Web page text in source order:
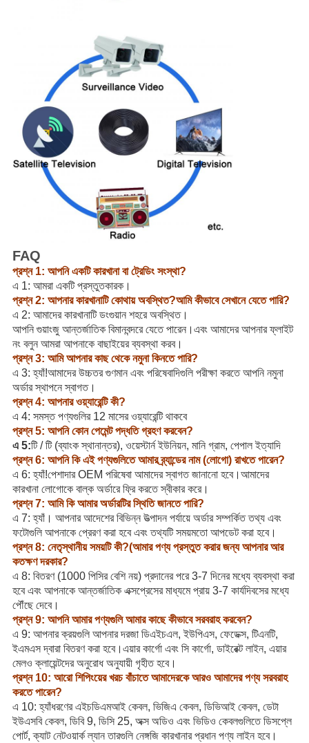
FAQ
প্রশ্ন 1: আপনি একটি কারখানা বা ট্রেডিং সংস্থা?
এ 1: আমরা একটি প্রস্তুতকারক।
প্রশ্ন 2: আপনার কারখানাটি কোথায় অবস্থিত?আমি কীভাবে সেখানে যেতে পারি?
এ 2: আমাদের কারখানাটি ডংগুয়ান শহরে অবস্থিত।
আপনি গুয়াংজু আন্তর্জাতিক বিমানবন্দরে যেতে পারেন।এবং আমাদের আপনার ফ্লাইট
নং বলুন আমরা আপনাকে বাছাইয়ের ব্যবস্থা করব।
প্রশ্ন 3: আমি আপনার কাছ থেকে নমুনা কিনতে পারি?
এ 3: হ্যাঁ!আমাদের উচ্চতর গুণমান এবং পরিষেবাদিগুলি পরীক্ষা করতে আপনি নমুনা
অর্ডার স্থাপনে স্বাগত।
প্রশ্ন 4: আপনার ওয়্যারেন্টি কী?
এ 4: সমস্ত পণ্যগুলির 12 মাসের ওয়্যারেন্টি থাকবে
প্রশ্ন 5: আপনি কোন পেমেন্ট পদ্ধতি গ্রহণ করবেন?
এ 5:টি / টি (ব্যাংক স্থানান্তর), ওয়েস্টার্ন ইউনিয়ন, মানি গ্রাম, পেপাল ইত্যাদি
প্রশ্ন 6: আপনি কি এই পণ্যগুলিতে আমার ব্র্যান্ডের নাম (লোগো) রাখতে পারেন?
এ 6: হ্যাঁ!পেশাদার OEM পরিষেবা আমাদের স্বাগত জানানো হবে।আমাদের
কারখানা লোগোকে বাল্ক অর্ডারে ফ্রি করতে স্বীকার করে।
প্রশ্ন 7: আমি কি আমার অর্ডারটির স্থিতি জানতে পারি?
এ 7: হ্যাঁ। আপনার আদেশের বিভিন্ন উত্পাদন পর্যায়ে অর্ডার সম্পর্কিত তথ্য এবং
ফটোগুলি আপনাকে প্রেরণ করা হবে এবং তথ্যটি সময়মতো আপডেট করা হবে।
প্রশ্ন 8: নেতৃস্থানীয় সময়টি কী?(আমার পণ্য প্রস্তুত করার জন্য আপনার আর
কতক্ষণ দরকার?
এ 8: বিতরণ (1000 পিসির বেশি নয়) প্রদানের পরে 3-7 দিনের মধ্যে ব্যবস্থা করা
হবে এবং আপনাকে আন্তর্জাতিক এক্সপ্রেসের মাধ্যমে প্রায় 3-7 কার্যদিবসের মধ্যে
পৌঁছে দেবে।
প্রশ্ন 9: আপনি আমার পণ্যগুলি আমার কাছে কীভাবে সরবরাহ করবেন?
এ 9: আপনার ক্রয়গুলি আপনার দরজা ডিএইচএল, ইউপিএস, ফেডেক্স, টিএনটি,
ইএমএস দ্বারা বিতরণ করা হবে।এয়ার কার্গো এবং সি কার্গো, ডাইরেক্ট লাইন, এয়ার
মেলও ক্লায়েন্টদের অনুরোধ অনুযায়ী গৃহীত হবে।
প্রশ্ন 10: আরো শিপিংয়ের খরচ বাঁচাতে আমাদেরকে আরও আমাদের পণ্য সরবরাহ
করতে পারেন?
এ 10: হ্যাঁধরণের এইচডিএমআই কেবল, ভিজিএ কেবল, ডিভিআই কেবল, ডেটা
ইউএসবি কেবল, ডিবি 9, ডিসি 25, অক্স অডিও এবং ভিডিও কেবলগুলিতে ডিসপ্লে
পোর্ট, ক্যাট নেটওয়ার্ক ল্যান তারগুলি নেঙ্গজি কারখানার প্রধান পণ্য লাইন হবে।